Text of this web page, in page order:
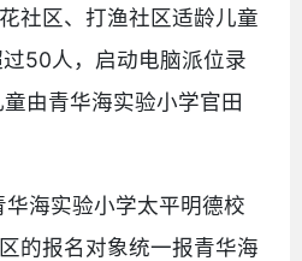
社区、打渔社区适龄儿童
50人，启动电脑派位录
由青华海实验小学官田
华海实验小学太平明德校
的报名对象统一报青华海